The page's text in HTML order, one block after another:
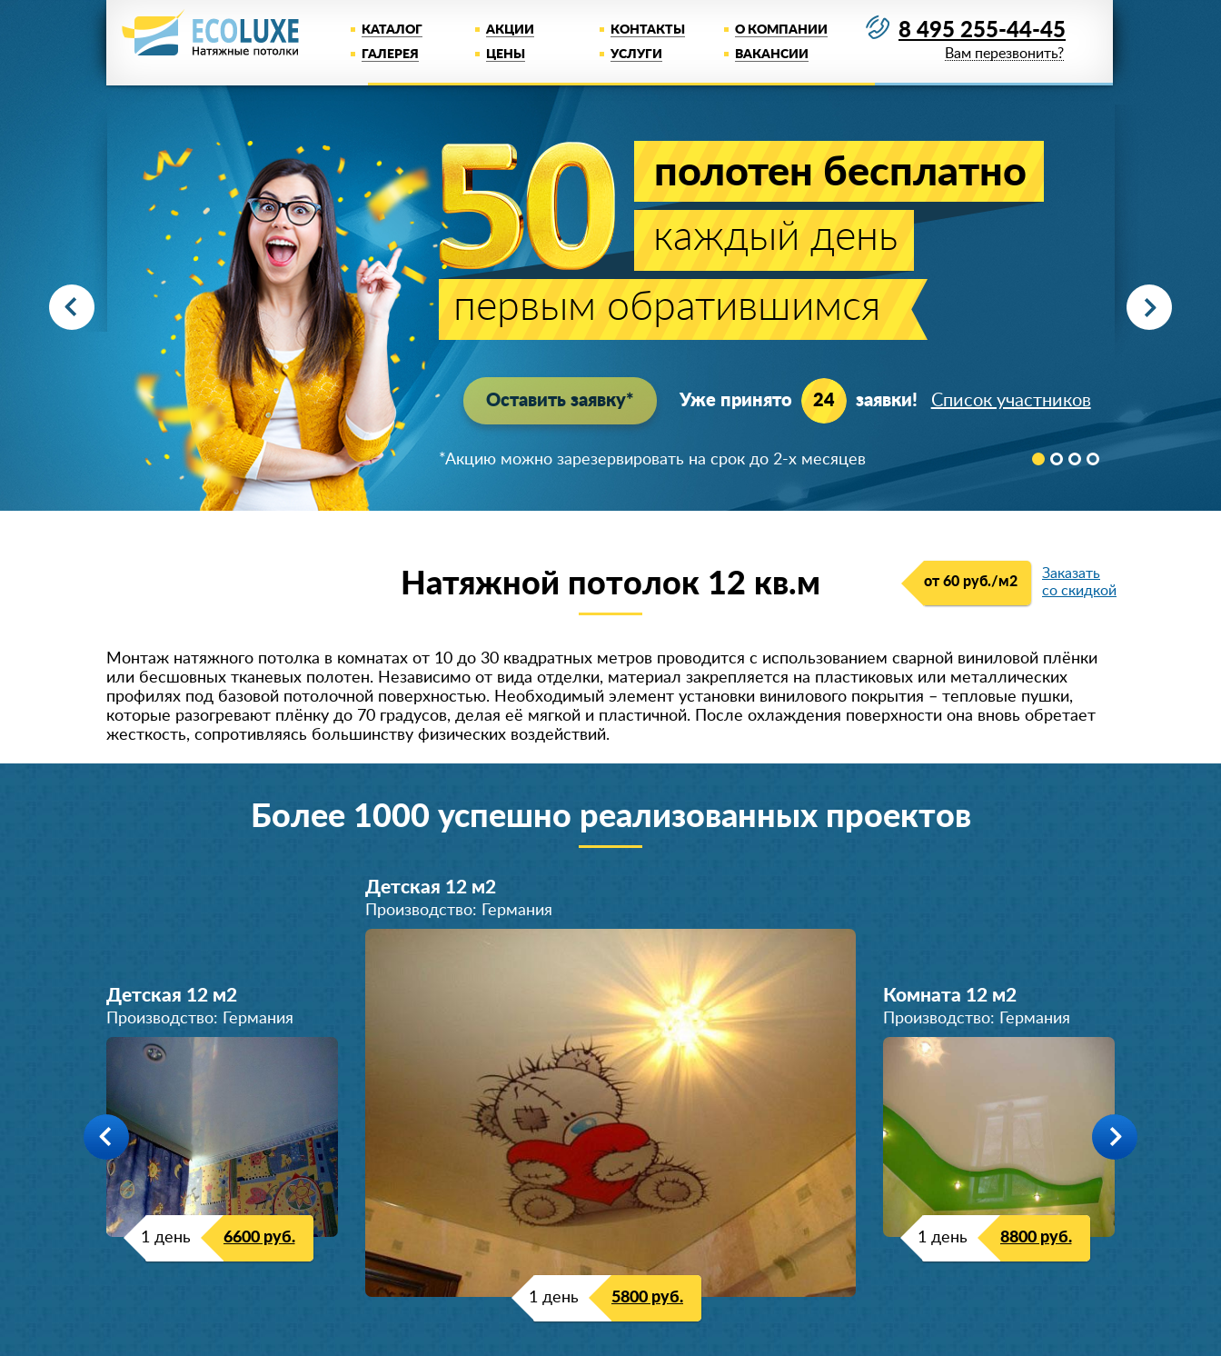
КАТАЛОГ АКЦИИ КОНТАКТЫ
О КОМПАНИИ
ГАЛЕРЕЯ
ЦЕНЫ УСЛУГИ ВАКАНСИИ
8 495 255-44-45
Вам перезвонить?
1 рубль
за PREMIUM потолок!
Акция действует
до 09 августа 2026 года
Цена белого матового PREMIUM полотна при заказе от 20м
Успейте зарезервировать скидку!
от 60 руб./м2
Заказать
со скидкой
Натяжной потолок 12 кв.м
Монтаж натяжного потолка в комнатах от 10 до 30 квадратных метров проводится с использованием сварной виниловой плёнки
или бесшовных тканевых полотен. Независимо от вида отделки, материал закрепляется на пластиковых или металлических
профилях под базовой потолочной поверхностью. Необходимый элемент установки винилового покрытия – тепловые пушки,
которые разогревают плёнку до 70 градусов, делая её мягкой и пластичной. После охлаждения поверхности она вновь обретает
жесткость, сопротивляясь большинству физических воздействий.
Более 1000 успешно реализованных проектов
Детская 12 м2
Производство: Германия
1 день 5800 руб.
Комната 12 м2
Производство: Германия
1 день 8800 руб.
2
Производство: Германия
Детская 12 м2
Производство: Германия
1 день 6600 руб.